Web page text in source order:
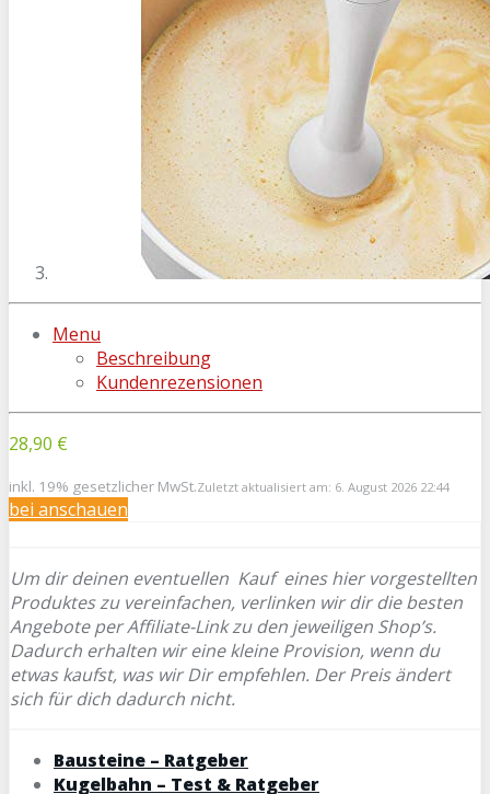
Menu
Beschreibung
Kundenrezensionen
28,90 €
inkl. 19% gesetzlicher MwSt.Zuletzt aktualisiert am: 6. August 2026 22:44
bei anschauen
Um dir deinen eventuellen Kauf eines hier vorgestellten
Produktes zu vereinfachen, verlinken wir dir die besten
Angebote per Affiliate-Link zu den jeweiligen Shop’s.
Dadurch erhalten wir eine kleine Provision, wenn du
etwas kaufst, was wir Dir empfehlen. Der Preis ändert
sich für dich dadurch nicht.
Bausteine – Ratgeber
Kugelbahn – Test & Ratgeber